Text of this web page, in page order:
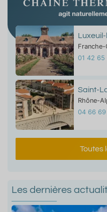
01 42 65
Saint-
Rhône-
04 66
Toutes
Les dernières